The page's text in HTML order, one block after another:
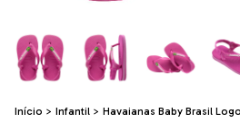
Início > Infantil > Havaianas Baby Brasil